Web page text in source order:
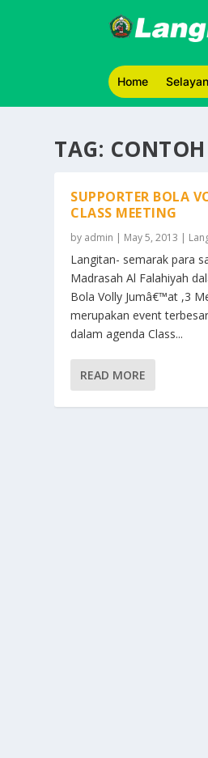
Home
TAG:
SUPPORTER BOLA
CLASS MEETING
by admin | May 5, 2013 |
Langitan- semarak para
Madrasah Al Falahiyah
Bola Volly Jumâ€™at ,3
merupakan event
dalam agenda Class...
READ MORE